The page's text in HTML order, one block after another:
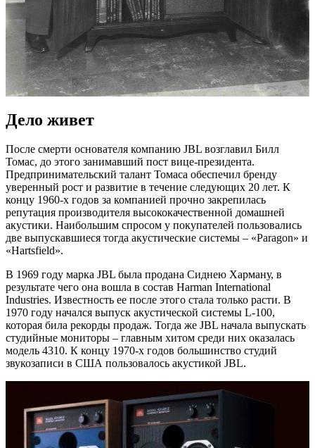
Дело живет
После смерти основателя компанию JBL возглавил Билл
Томас, до этого занимавший пост вице-президента.
Предпринимательский талант Томаса обеспечил бренду
уверенный рост и развитие в течение следующих 20 лет. К
концу 1960-х годов за компанией прочно закрепилась
репутация производителя высококачественной домашней
акустики. Наибольшим спросом у покупателей пользовались
две выпускавшиеся тогда акустические системы – «Paragon» и
«Hartsfield».
В 1969 году марка JBL была продана Сиднею Харману, в
результате чего она вошла в состав Harman International
Industries. Известность ее после этого стала только расти. В
1970 году начался выпуск акустической системы L-100,
которая била рекорды продаж. Тогда же JBL начала выпускать
студийные мониторы – главным хитом среди них оказалась
модель 4310. К концу 1970-х годов большинство студий
звукозаписи в США пользовалось акустикой JBL.